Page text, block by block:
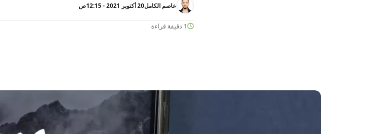
عاصم الكامل20 أكتوبر 2021 - 12:15ص
1 دقيقة قراءة